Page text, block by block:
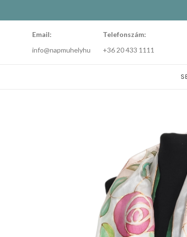
Email:
info@napmuhelyhu
Telefonszám:
+36 20 433 1111